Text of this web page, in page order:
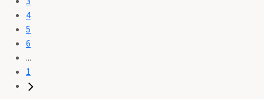
4
5
6
...
1